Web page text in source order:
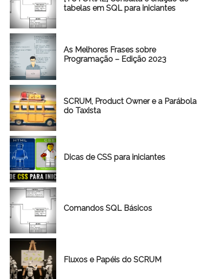
tabelas em SQL para iniciantes
As Melhores Frases sobre
Programação – Edição 2023
SCRUM, Product Owner e a Parábola
do Taxista
Dicas de CSS para iniciantes
Comandos SQL Básicos
Fluxos e Papéis do SCRUM